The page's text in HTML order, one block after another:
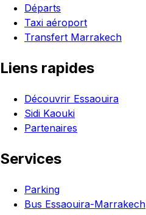
Départs
Taxi aéroport
Transfert Marrakech
Liens rapides
Découvrir Essaouira
Sidi Kaouki
Partenaires
Services
Parking
Bus Essaouira-Marrakech